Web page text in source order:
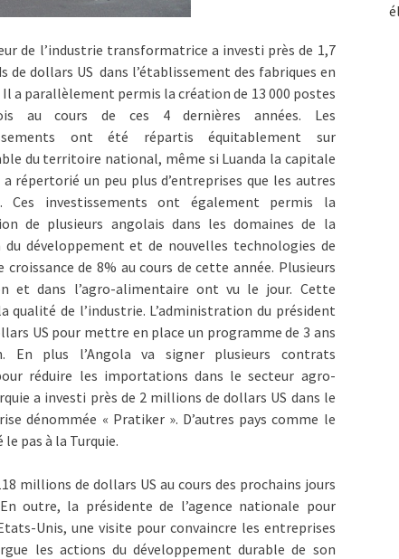
de l’industrie transformatrice a investi près de 1,7
de dollars US dans l’établissement des fabriques en
Il a parallèlement permis la création de 13 000 postes
au cours de ces 4 dernières années. Les
ont été répartis équitablement sur
du territoire national, même si Luanda la capitale
a répertorié un peu plus d’entreprises que les autres
Ces investissements ont également permis la
de plusieurs angolais dans les domaines de la
du développement et de nouvelles technologies de
de 8% au cours de cette année. Plusieurs
et dans l’agro-alimentaire ont vu le jour. Cette
de l’industrie. L’administration du président
US pour mettre en place un programme de 3 ans
En plus l’Angola va signer plusieurs contrats
réduire les importations dans le secteur agro-
a investi près de 2 millions de dollars US dans le
dénommée « Pratiker ». D’autres pays comme le
pas à la Turquie.
millions de dollars US au cours des prochains jours
outre, la présidente de l’agence nationale pour
Unis, une visite pour convaincre les entreprises
les actions du développement durable de son